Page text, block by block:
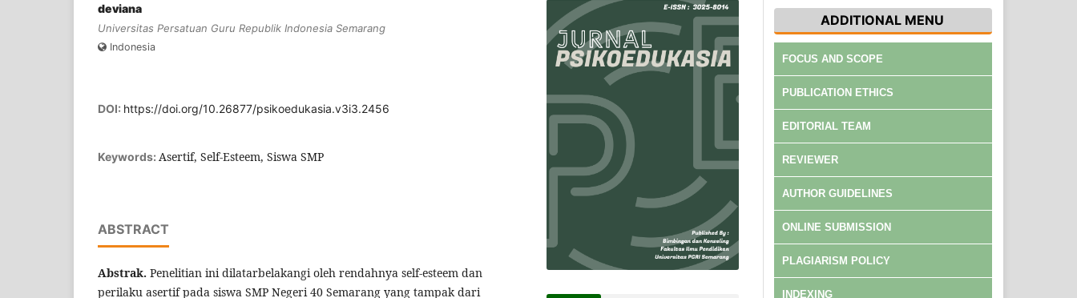
deviana
Universitas Persatuan Guru Republik Indonesia Semarang
Indonesia
DOI: https://doi.org/10.26877/psikoedukasia.v3i3.2456
Keywords: Asertif, Self-Esteem, Siswa SMP
ABSTRACT
Abstrak. Penelitian ini dilatarbelakangi oleh rendahnya self-esteem dan
perilaku asertif pada siswa SMP Negeri 40 Semarang yang tampak dari
ADDITIONAL MENU
FOCUS AND SCOPE
PUBLICATION ETHICS
EDITORIAL TEAM
REVIEWER
AUTHOR GUIDELINES
ONLINE SUBMISSION
PLAGIARISM POLICY
INDEXING